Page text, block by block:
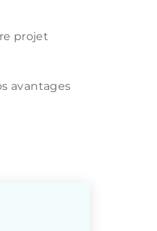
projet
avantages